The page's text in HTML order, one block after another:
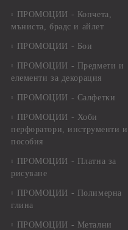
ПРОМОЦИИ - Копчета,
мъниста, брадс и айлет
ПРОМОЦИИ - Бои
ПРОМОЦИИ - Предмети и
елементи за декорация
ПРОМОЦИИ - Салфетки
ПРОМОЦИИ - Хоби
перфоратори, инструменти и
пособия
ПРОМОЦИИ - Платна за
рисуване
ПРОМОЦИИ - Полимерна
глина
ПРОМОЦИИ - Метални